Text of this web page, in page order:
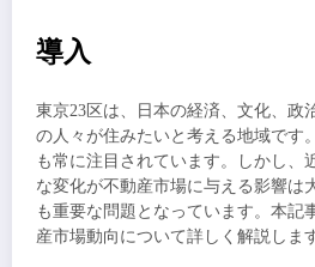
導入
東京23区は、日本の経済、文化、政
の人々が住みたいと考える地域です
も常に注目されています。しかし、
な変化が不動産市場に与える影響は
も重要な問題となっています。本記
産市場動向について詳しく解説しま